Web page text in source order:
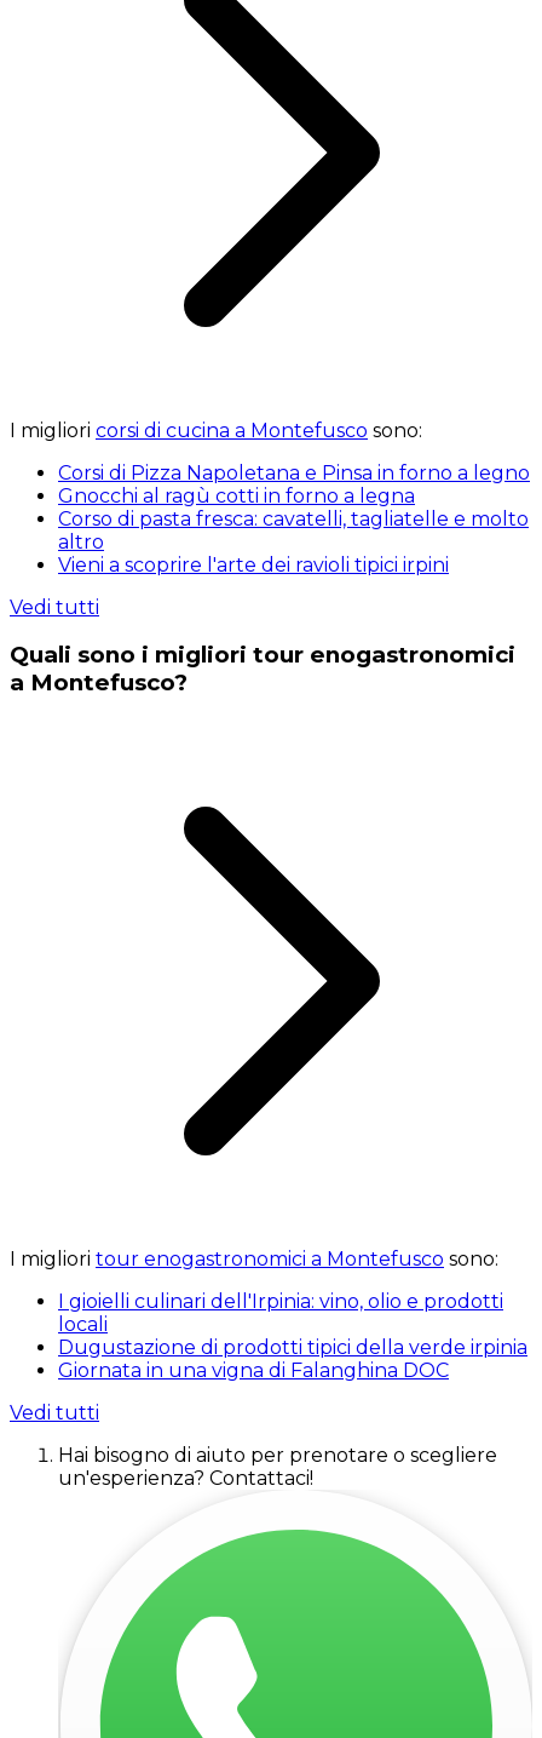
I migliori corsi di cucina a Montefusco sono:
Corsi di Pizza Napoletana e Pinsa in forno a legno
Gnocchi al ragù cotti in forno a legna
Corso di pasta fresca: cavatelli, tagliatelle e molto
altro
Vieni a scoprire l'arte dei ravioli tipici irpini
Vedi tutti
Quali sono i migliori tour enogastronomici
a Montefusco?
I migliori tour enogastronomici a Montefusco sono:
I gioielli culinari dell'Irpinia: vino, olio e prodotti
locali
Dugustazione di prodotti tipici della verde irpinia
Giornata in una vigna di Falanghina DOC
Vedi tutti
Hai bisogno di aiuto per prenotare o scegliere
un'esperienza? Contattaci!